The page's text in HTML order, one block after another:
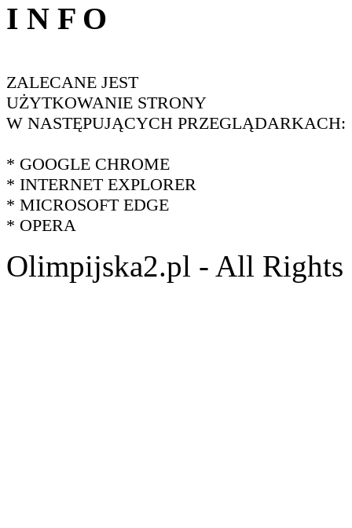
I N F O
ZALECANE JEST
UŻYTKOWANIE STRONY
W NASTĘPUJĄCYCH PRZEGLĄDARKACH:
* GOOGLE CHROME
* INTERNET EXPLORER
* MICROSOFT EDGE
* OPERA
Olimpijska2.pl - All Rights